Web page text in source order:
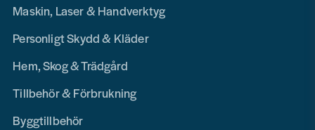
Maskin, Laser & Handverktyg
Personligt Skydd & Kläder
Hem, Skog & Trädgård
Tillbehör & Förbrukning
Byggtillbehör